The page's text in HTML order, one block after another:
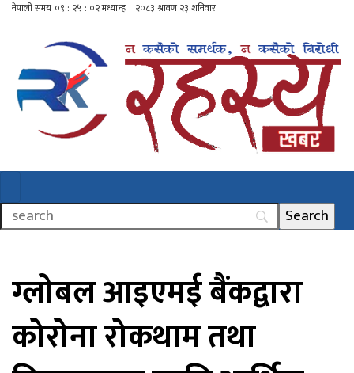
ग्लोबल आइएमई बैंकद्वारा
कोरोना रोकथाम तथा